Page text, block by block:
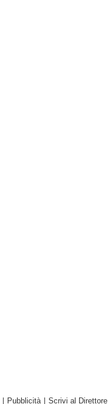
| Pubblicità | Scrivi al Direttore